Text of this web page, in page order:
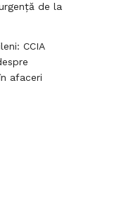
de la
CCIA
afaceri